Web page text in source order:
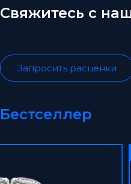
Свяжитесь с
Запросить расценки
Бестселлер